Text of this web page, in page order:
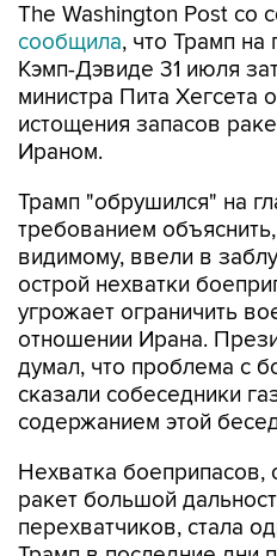
The Washington Post со
сообщила, что Трамп
Кэмп-Дэвиде 31 июля
министра Пита Хегсета
истощения запасов
Ираном.
Трамп "обрушился" на
требованием
видимому, ввели в
острой нехватки
угрожает ограничить
отношении Ирана.
думал, что проблема с
сказали собеседники
содержанием этой
Нехватка
ракет большой
перехватчиков, стала